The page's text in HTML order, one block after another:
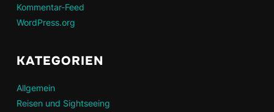
Kommentar-Feed
WordPress.org
KATEGORIEN
Allgemein
Reisen und Sightseeing